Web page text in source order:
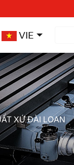
VIE
XỨ ĐÀI LOAN